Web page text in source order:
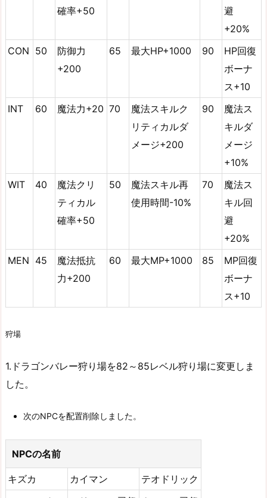
確率+50
避
+20%
CON 50
防御力
+200
65 最大HP+1000 90
HP回復
ボーナ
ス+10
INT
60 魔法力+20 70
魔法スキルク
リティカルダ
メージ+200
90
魔法ス
キルダ
メージ
+10%
WIT
40
魔法クリ
ティカル
確率+50
50
魔法スキル再
使用時間-10%
70
魔法ス
キル回
避
+20%
MEN 45
魔法抵抗
力+200
60 最大MP+1000 85
MP回復
ボーナ
ス+10
狩場
1.ドラゴンバレー狩り場を82～85レベル狩り場に変更しま
した。
次のNPCを配置削除しました。
NPCの名前
キズカ カイマン
テオドリック